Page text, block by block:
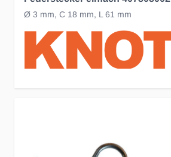
Ø 3 mm, C 18 mm, L 61 mm